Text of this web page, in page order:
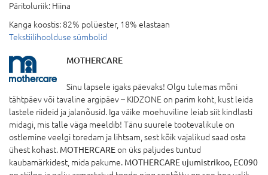
Päritoluriik: Hiina
Kanga koostis: 82% polüester, 18% elastaan
Tekstiilihoolduse sümbolid
MOTHERCARE
Sinu lapsele igaks päevaks! Olgu tulemas mõni
tähtpäev või tavaline argipäev – KIDZONE on parim koht, kust leida
lastele riideid ja jalanõusid. Iga väike moehuviline leiab siit kindlasti
midagi, mis talle väga meeldib! Tänu suurele tootevalikule on
ostlemine veelgi toredam ja lihtsam, sest kõik vajalikud saad osta
ühest kohast. MOTHERCAREon üks paljudes tuntud
kaubamärkidest, mida pakume. MOTHERCARE ujumistrikoo, EC090